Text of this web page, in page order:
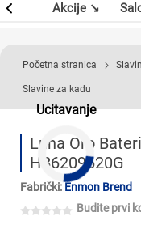
Akcije ↘
Ucitavanje
Početna stranica
Slavine za kadu
Luna Oro
HB6209620G
Fabrički: Enmon Brend
Budite prvi